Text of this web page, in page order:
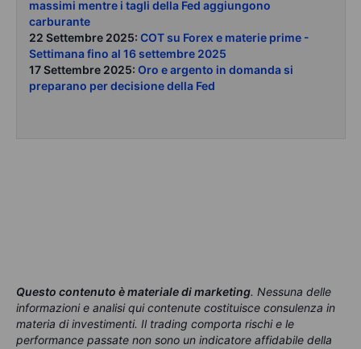
massimi mentre i tagli della Fed aggiungono
carburante
22 Settembre 2025: COT su Forex e materie prime -
Settimana fino al 16 settembre 2025
17 Settembre 2025: Oro e argento in domanda si
preparano per decisione della Fed
Questo contenuto è materiale di marketing. Nessuna delle
informazioni e analisi qui contenute costituisce consulenza in
materia di investimenti. Il trading comporta rischi e le
performance passate non sono un indicatore affidabile della